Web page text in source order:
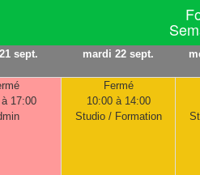
sept. mardi 22 sept.
17:00
Fermé
10:00 à 14:00
Studio / Formation